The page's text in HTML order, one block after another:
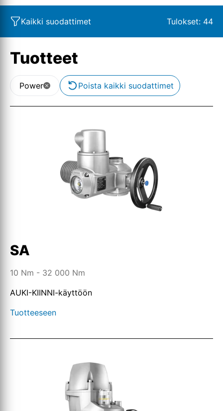
Kaikki suodattimet Tulokset: 44
Tuotteet
Power Poista kaikki suodattimet
SA
10 Nm - 32 000 Nm
AUKI-KIINNI-käyttöön
Tuotteeseen